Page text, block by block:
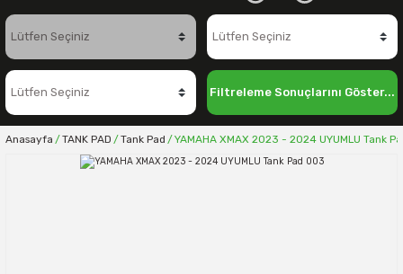
Filtreleme Sonuçlarını Göster...
Anasayfa TANK PAD Tank Pad YAMAHA XMAX 2023 - 2024 UYUMLU Tank